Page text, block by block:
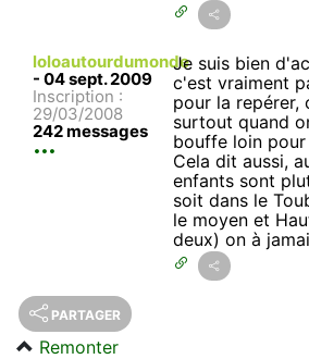
loloautourdumonde
- 04 sept. 2009
Inscription :
29/03/2008
242 messages
Je suis bien
c'est vraiment
pour la repérer,
surtout quand
bouffe loin pour
Cela dit aussi,
enfants sont
soit dans le
le moyen et
deux) on à
PARTAGER
Remonter